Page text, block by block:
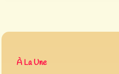
À La Une